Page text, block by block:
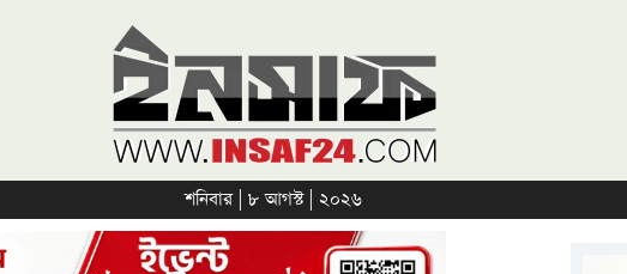
শনিবার | ৮ আগস্ট | ২০২৬